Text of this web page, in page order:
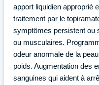
apport liquidien approprié
traitement par le
symptômes persistent ou
ou musculaires.
odeur anormale de la
poids. Augmentation des
sanguines qui aident à